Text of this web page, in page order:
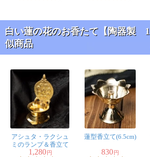
白い蓮の花のお香たて【陶器製
似商品
アシュタ・ラクシュ
ミのランプ＆香立て
1,280 円
蓮型香立て(6.5cm)
830 円